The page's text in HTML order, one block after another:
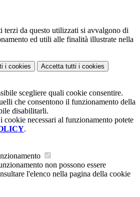
terzi da questo utilizzati si avvalgono di
ed utili alle finalità illustrate nella
i cookies Accetta tutti i cookies
scegliere quali cookie consentire.
che consentono il funzionamento della
disabilitarli.
cookie necessari al funzionamento potete
.
non possono essere
l'elenco nella pagina della cookie